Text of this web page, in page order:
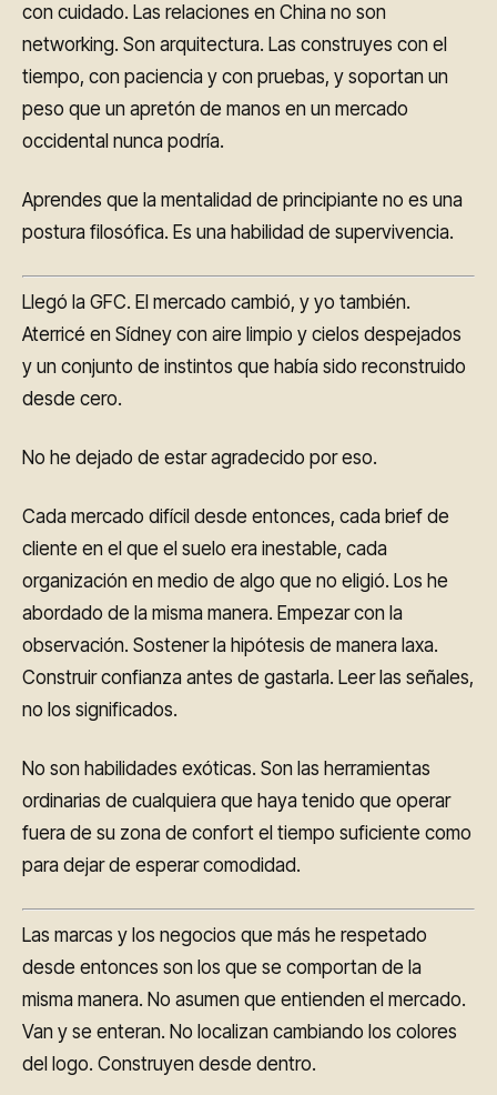
con cuidado. Las relaciones en China no son
networking. Son arquitectura. Las construyes con el
tiempo, con paciencia y con pruebas, y soportan un
peso que un apretón de manos en un mercado
occidental nunca podría.
Aprendes que la mentalidad de principiante no es una
postura filosófica. Es una habilidad de supervivencia.
Llegó la GFC. El mercado cambió, y yo también.
Aterricé en Sídney con aire limpio y cielos despejados
y un conjunto de instintos que había sido reconstruido
desde cero.
No he dejado de estar agradecido por eso.
Cada mercado difícil desde entonces, cada brief de
cliente en el que el suelo era inestable, cada
organización en medio de algo que no eligió. Los he
abordado de la misma manera. Empezar con la
observación. Sostener la hipótesis de manera laxa.
Construir confianza antes de gastarla. Leer las señales,
no los significados.
No son habilidades exóticas. Son las herramientas
ordinarias de cualquiera que haya tenido que operar
fuera de su zona de confort el tiempo suficiente como
para dejar de esperar comodidad.
Las marcas y los negocios que más he respetado
desde entonces son los que se comportan de la
misma manera. No asumen que entienden el mercado.
Van y se enteran. No localizan cambiando los colores
del logo. Construyen desde dentro.